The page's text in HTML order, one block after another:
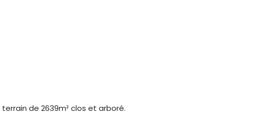
terrain de 2639m² clos et arboré.